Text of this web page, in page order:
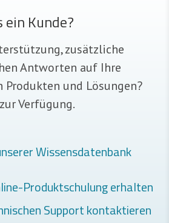
ein Kunde?
zusätzliche
Antworten auf Ihre
Produkten und Lösungen?
Verfügung.
Wissensdatenbank
Produktschulung erhalten
Support kontaktieren